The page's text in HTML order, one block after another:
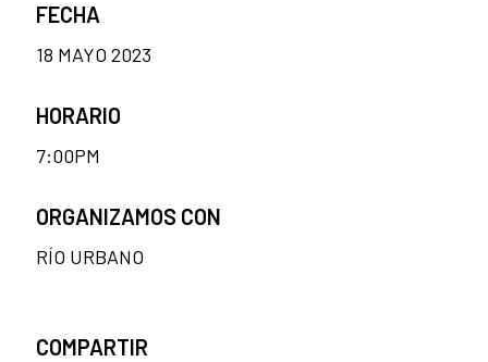
FECHA
18 MAYO 2023
HORARIO
7:00PM
ORGANIZAMOS CON
RÍO URBANO
COMPARTIR